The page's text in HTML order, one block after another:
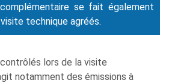
se fait également
technique agréés.
lors de la visite
notamment des émissions à